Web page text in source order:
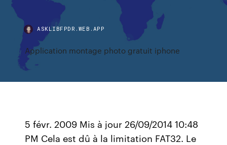
ASKLIBFPDR.WEB.APP
Application montage photo gratuit iphone
5 févr. 2009 Mis à jour 26/09/2014 10:48
PM Cela est dû à la limitation FAT32. Le